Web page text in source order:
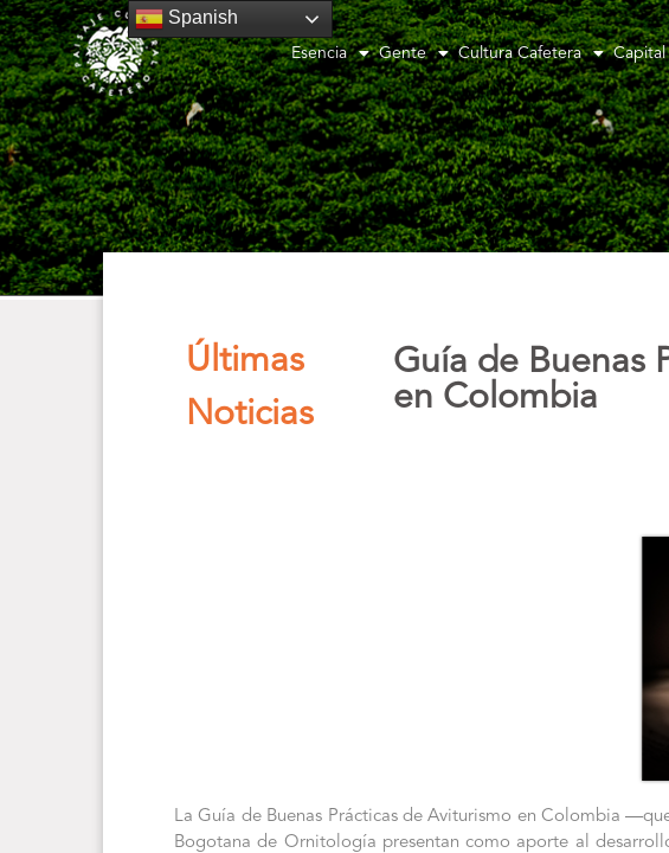
Esencia Gente Cultura Cafetera Capital
Últimas
Noticias
Guía de Buenas
en Colombia
La Guía de Buenas Prácticas de Aviturismo en Colombia
Bogotana de Ornitología presentan como aporte al
Spanish